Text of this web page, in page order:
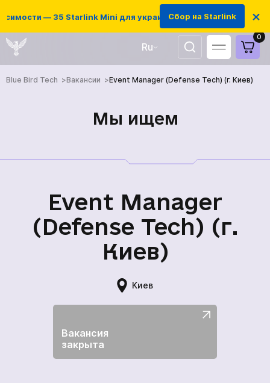
— 35 Starlink Mini для украинских защитников
Сбор на Starlink ×
Ru
UA
EN
0
ГЛАВНАЯ
ПРОДУКЦИЯ
НОВОСТИ
КОМПАНИИ
Blue Bird Tech Вакансии Event Manager (Defense Tech) (г. Киев)
Мы ищем
Event Manager
(Defense Tech) (г.
Киев)
Киев
Вакансия
закрыта